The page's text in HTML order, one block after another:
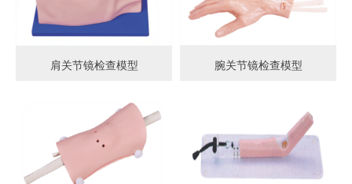
肩关节镜检查模型 腕关节镜检查模型